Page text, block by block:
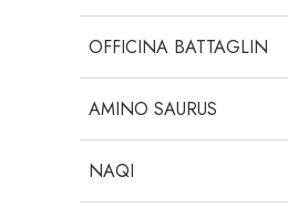
OFFICINA BATTAGLIN
AMINO SAURUS
NAQI